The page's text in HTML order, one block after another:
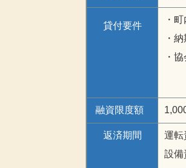
貸付要件
・
・
・
融資限度額
返済期間
運転
設備